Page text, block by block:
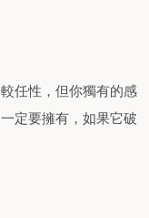
任性，但你獨有的感
定要擁有，如果它破